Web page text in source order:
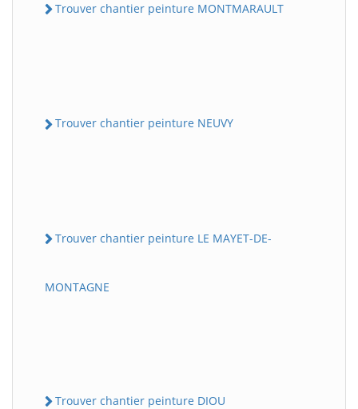
Trouver chantier peinture MONTMARAULT
Trouver chantier peinture NEUVY
Trouver chantier peinture LE MAYET-DE-
MONTAGNE
Trouver chantier peinture DIOU